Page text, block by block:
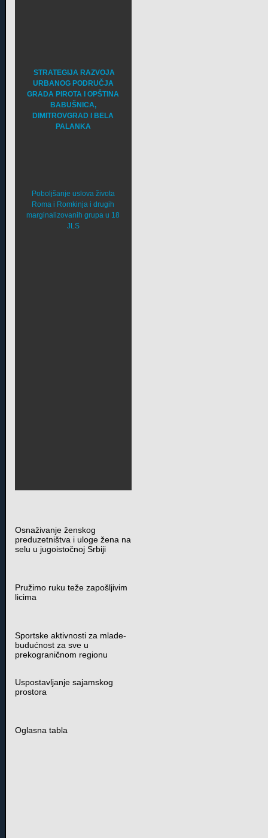
STRATEGIJA RAZVOJA
URBANOG PODRUČJA
GRADA PIROTA I OPŠTINA
BABUŠNICA,
DIMITROVGRAD I BELA
PALANKA
Poboljšanje uslova života
Roma i Romkinja i drugih
marginalizovanih grupa u 18
JLS
Osnaživanje ženskog
preduzetništva i uloge žena na
selu u jugoistočnoj Srbiji
Pružimo ruku teže zapošljivim
licima
Sportske aktivnosti za mlade-
budućnost za sve u
prekograničnom regionu
Uspostavljanje sajamskog
prostora
Oglasna tabla